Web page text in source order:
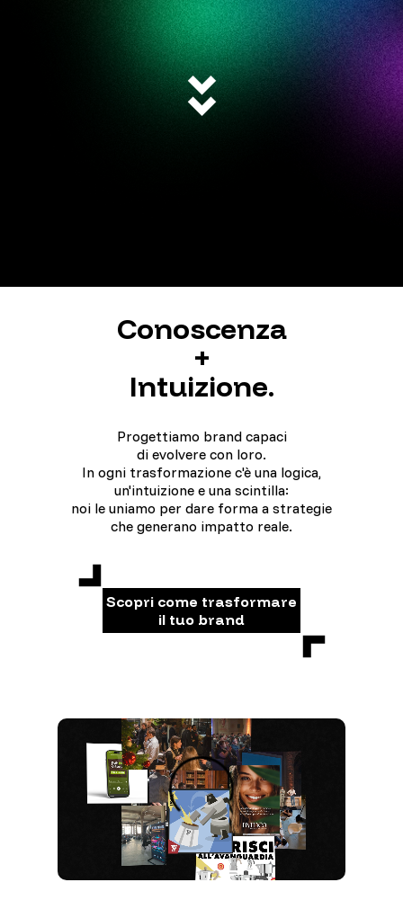
Progettiamo brand capaci
di evolvere con loro.
In ogni trasformazione c'è una logica,
un'intuizione e una scintilla:
noi le uniamo per dare forma a strategie
che generano impatto reale.
Scopri come trasformare
il tuo brand
Conoscenza
+
Intuizione.
VIDEO SHOWREEL